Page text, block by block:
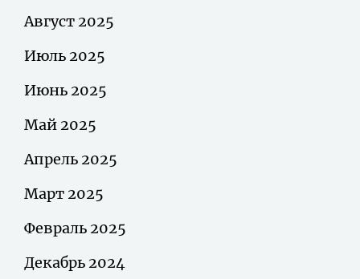
Август 2025
Июль 2025
Июнь 2025
Май 2025
Апрель 2025
Март 2025
Февраль 2025
Декабрь 2024